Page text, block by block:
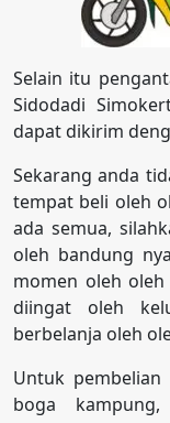
Selain itu
Sidodadi
dapat dikirim
Sekarang anda
tempat beli oleh
ada semua,
oleh bandung
momen oleh
diingat oleh
berbelanja oleh
Untuk
boga